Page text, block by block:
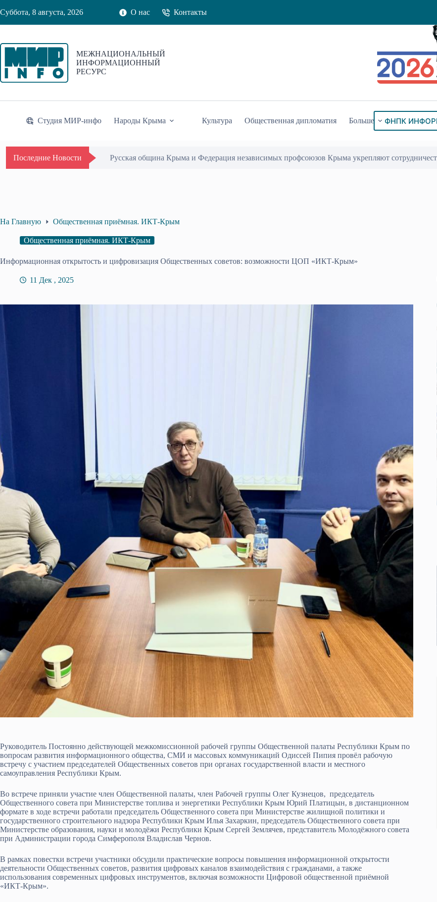
к
Суббота, 8 августа, 2026 О нас Контакты
МЕЖНАЦИОНАЛЬНЫЙ
ИНФОРМАЦИОННЫЙ
РЕСУРС
Студия МИР-инфо Народы Крыма Культура Общественная дипломатия Больше ФНПК
Последние Новости Русская община Крыма и Федерация независимых профсоюзов Крыма укрепляют
На Главную Общественная приёмная. ИКТ-Крым
Общественная приёмная. ИКТ-Крым
Информационная открытость и цифровизация Общественных советов: возможности ЦОП «ИКТ-Крым»
11 Дек , 2025
Руководитель Постоянно действующей межкомиссионной рабочей группы Общественной палаты Республики Крым по
вопросам развития информационного общества, СМИ и массовых коммуникаций Одиссей Пипия провёл рабочую
встречу с участием председателей Общественных советов при органах государственной власти и местного
самоуправления Республики Крым.
Во встрече приняли участие член Общественной палаты, член Рабочей группы Олег Кузнецов, председатель
Общественного совета при Министерстве топлива и энергетики Республики Крым Юрий Платицын, в дистанционном
формате в ходе встречи работали председатель Общественного совета при Министерстве жилищной политики и
государственного строительного надзора Республики Крым Илья Захаркин, председатель Общественного совета при
Министерстве образования, науки и молодёжи Республики Крым Сергей Землячев, представитель Молодёжного совета
при Администрации города Симферополя Владислав Чернов.
В рамках повестки встречи участники обсудили практические вопросы повышения информационной открытости
деятельности Общественных советов, развития цифровых каналов взаимодействия с гражданами, а также
использования современных цифровых инструментов, включая возможности Цифровой общественной приёмной
«ИКТ-Крым».